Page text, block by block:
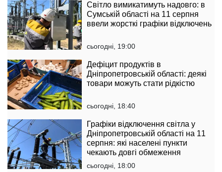
Світло вимикатимуть надовго: в
Cумській області на 11 серпня
ввели жорсткі графіки відключень
сьогодні, 19:00
Дефіцит продуктів в
Дніпропетровській області: деякі
товари можуть стати рідкістю
сьогодні, 18:40
Графіки відключення світла у
Дніпропетровській області на 11
серпня: які населені пункти
чекають довгі обмеження
сьогодні, 18:00